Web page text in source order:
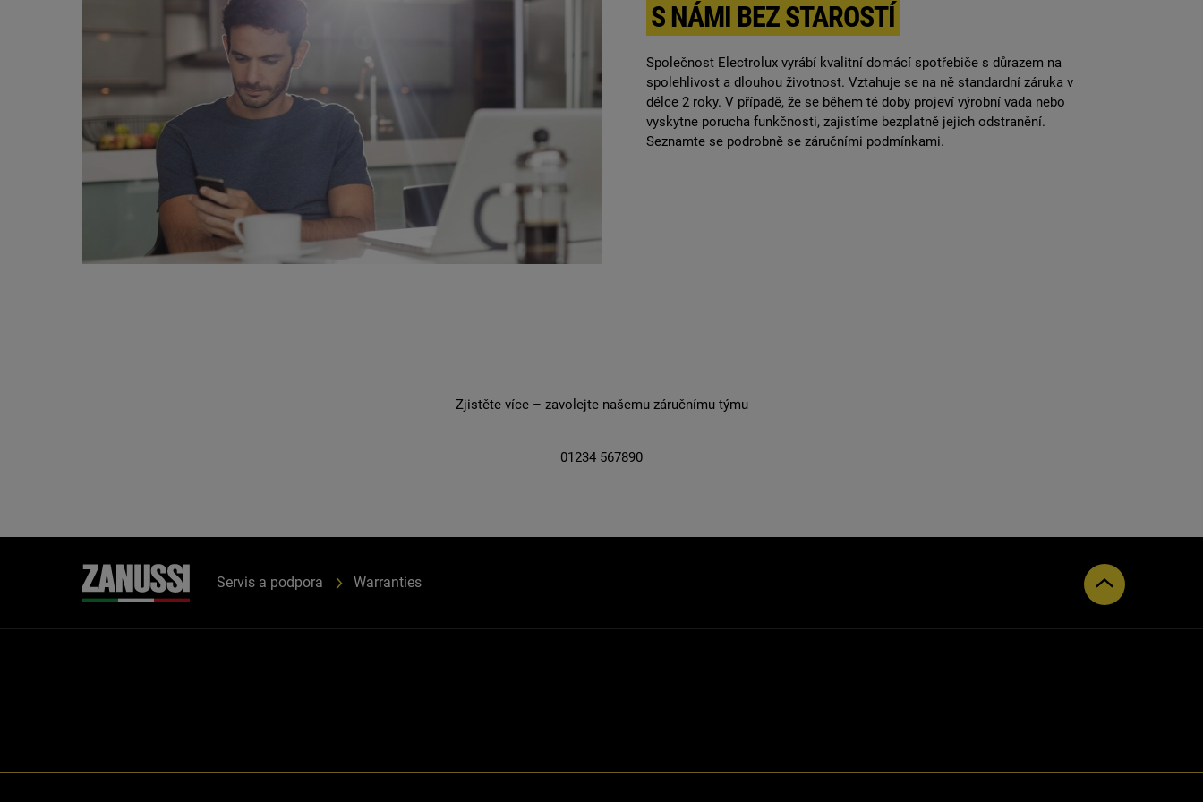
S NÁMI BEZ STAROSTÍ
Společnost Electrolux vyrábí kvalitní domácí spotřebiče s důrazem na
spolehlivost a dlouhou životnost. Vztahuje se na ně standardní záruka v
délce 2 roky. V případě, že se během té doby projeví výrobní vada nebo
vyskytne porucha funkčnosti, zajistíme bezplatně jejich odstranění.
Seznamte se podrobně se záručními podmínkami.
Zjistěte více – zavolejte našemu záručnímu týmu
01234 567890
Servis a podpora Warranties